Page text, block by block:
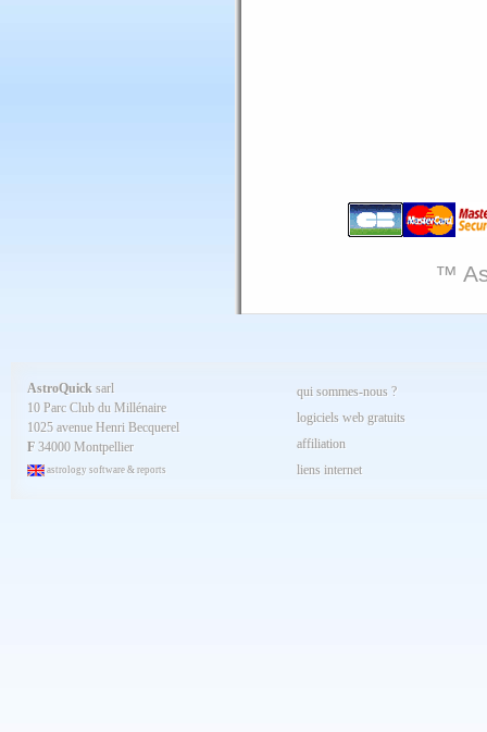
™
AstroQuick sarl
10 Parc Club du Millénaire
1025 avenue Henri Becquerel
F 34000 Montpellier
astrology software & reports
qui sommes-nous ?
logiciels web gratuits
affiliation
liens internet